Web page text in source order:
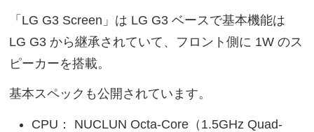
「LG G3 Screen」は LG G3 ベースで基本機能は
LG G3 から継承されていて、フロント側に 1W のス
ピーカーを搭載。
基本スペックも公開されています。
CPU： NUCLUN Octa-Core（1.5GHz Quad-